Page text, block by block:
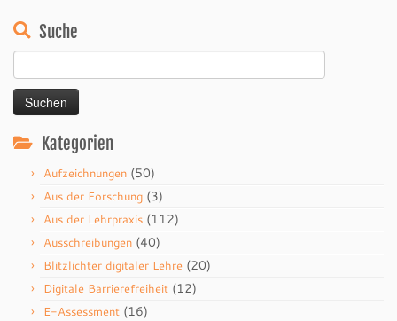
Suche
nach:
Kategorien
Aufzeichnungen (50)
Aus der Forschung (3)
Aus der Lehrpraxis (112)
Ausschreibungen (40)
Blitzlichter digitaler Lehre (20)
Digitale Barrierefreiheit (12)
E-Assessment (16)